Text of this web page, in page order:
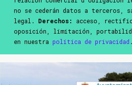
no se cederán datos a terceros,
legal. Derechos:
acceso,
oposición, limitación,
en nuestra política de privacidad .